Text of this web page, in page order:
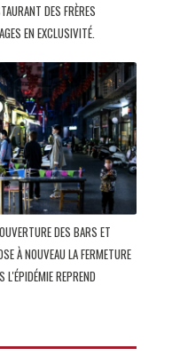
DES FRÈRES
EN EXCLUSIVITÉ.
DES BARS ET
À NOUVEAU LA FERMETURE
L'ÉPIDÉMIE REPREND